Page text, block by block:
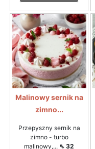
Malinowy sernik na
zimno...
Przepyszny sernik na
zimno - turbo
malinowy,... ⇖ 32